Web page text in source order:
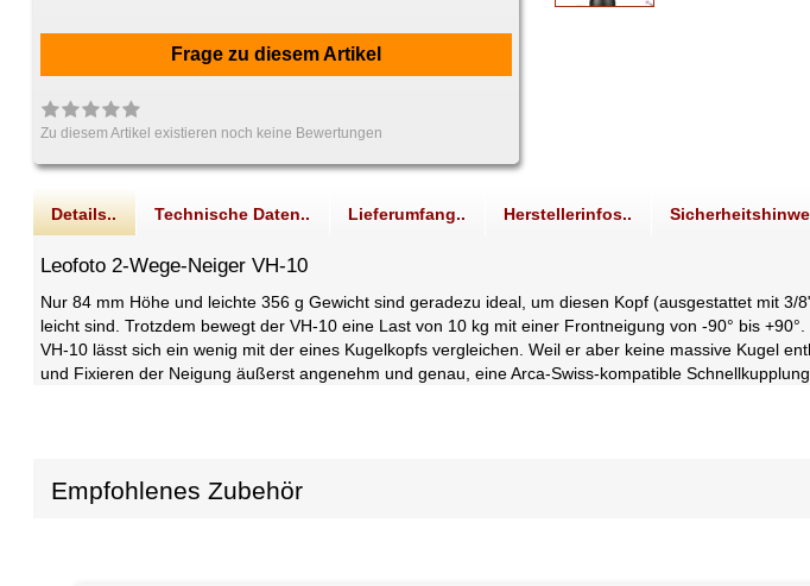
Frage zu diesem Artikel
Zu diesem Artikel existieren noch keine Bewertungen
Details.. Technische Daten.. Lieferumfang.. Herstellerinfos..
Leofoto 2-Wege-Neiger VH-10
Nur 84 mm Höhe und leichte 356 g Gewicht sind geradezu ideal, um diesen Kopf (ausgestattet mit
leicht sind. Trotzdem bewegt der VH-10 eine Last von 10 kg mit einer Frontneigung von -90° bis
VH-10 lässt sich ein wenig mit der eines Kugelkopfs vergleichen. Weil er aber keine massive Kugel
und Fixieren der Neigung äußerst angenehm und genau, eine Arca-Swiss-kompatible
Empfohlenes Zubehör